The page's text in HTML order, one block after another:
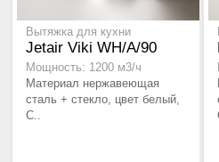
Вытяжка для кухни
Jetair Viki WH/A/90
Мощность: 1200 м3/ч
Материал нержавеющая
сталь + стекло, цвет белый,
С..